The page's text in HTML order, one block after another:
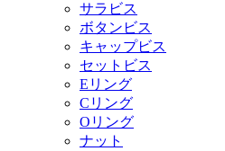
サラビス
ボタンビス
キャップビス
セットビス
Eリング
Cリング
Oリング
ナット